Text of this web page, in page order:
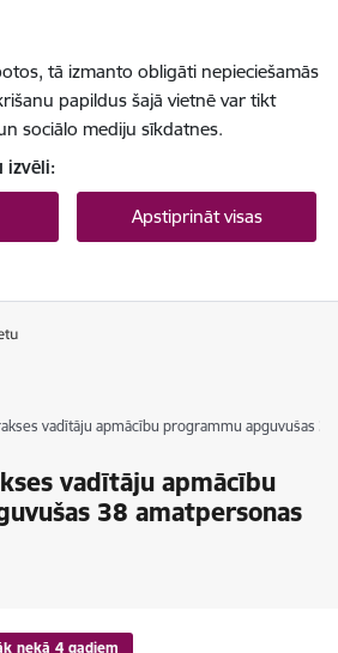
tā izmanto obligāti nepieciešamās
papildus šajā vietnē var tikt
sociālo mediju sīkdatnes.
izvēli:
Apstiprināt visas
vadītāju apmācību programmu apguvušas
vadītāju apmācību
38 amatpersonas
nekā 4 gadiem